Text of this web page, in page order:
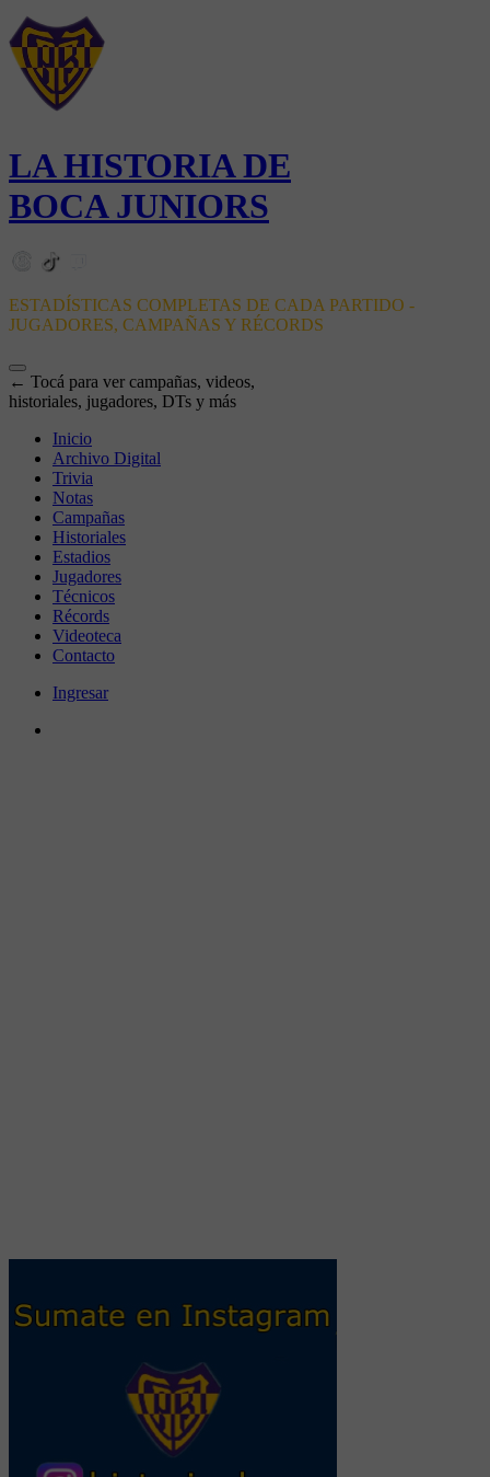
LA HISTORIA DE
BOCA JUNIORS
ESTADÍSTICAS COMPLETAS DE CADA PARTIDO -
JUGADORES, CAMPAÑAS Y RÉCORDS
← Tocá para ver campañas, videos,
historiales, jugadores, DTs y más
Inicio
Archivo Digital
Trivia
Notas
Campañas
Historiales
Estadios
Jugadores
Técnicos
Récords
Videoteca
Contacto
Ingresar